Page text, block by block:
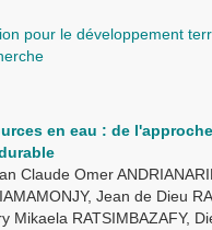
pour le développement
en eau : de
Claude Omer
Jean de Dieu
Mikaela RATSIMBAZAFY,